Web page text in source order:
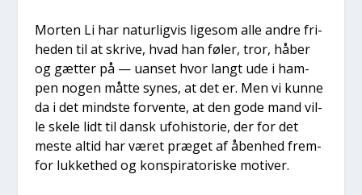
Mor­ten Li har natur­lig­vis lige­som alle andre fri­
he­den til at skri­ve, hvad han føler, tror, håber
og gæt­ter på — uan­set hvor langt ude i ham­
pen nogen måt­te synes, at det er. Men vi kun­ne
da i det mind­ste for­ven­te, at den gode mand vil­
le ske­le lidt til dansk ufo­hi­sto­rie, der for det
meste altid har været præ­get af åben­hed frem­
for luk­ket­hed og kon­spira­to­ri­ske moti­ver.